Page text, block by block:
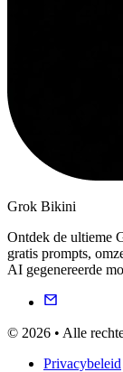
Grok Bikini
Ontdek de ultieme
gratis prompts,
AI gegenereerde
© 2026 • Alle
Privacybeleid